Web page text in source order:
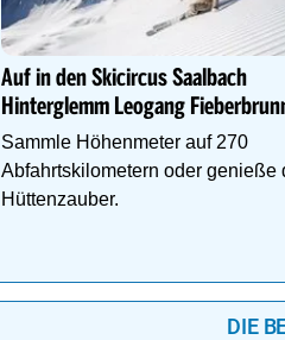
Auf in den Skicircus Saalbach
Hinterglemm Leogang
Sammle Höhenmeter auf 270
Abfahrtskilometern oder genieße
Hüttenzauber.
DIE